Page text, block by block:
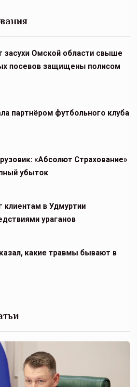
засухи Омской области свыше
посевов защищены полисом
партнёром футбольного клуба
«Абсолют Страхование»
убыток
клиентам в Удмуртии
ураганов
какие травмы бывают в